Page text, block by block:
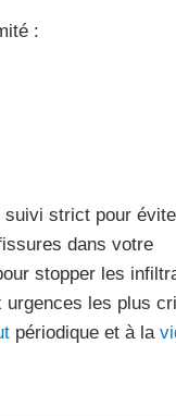
:
suivi strict pour
dans votre
stopper les
urgences les plus
périodique et à la